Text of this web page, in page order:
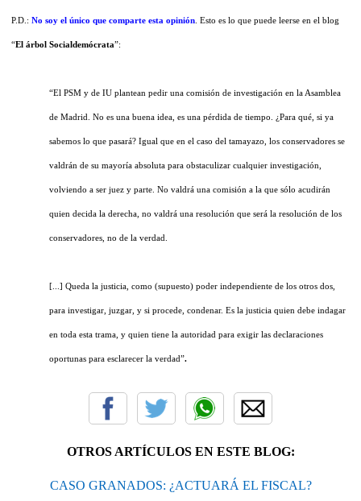
P.D.: No soy el único que comparte esta opinión . Esto es lo que puede leerse en el blog
“El árbol Socialdemócrata”:
“El PSM y de IU plantean pedir una comisión de investigación en la Asamblea
de Madrid. No es una buena idea, es una pérdida de tiempo. ¿Para qué, si ya
sabemos lo que pasará? Igual que en el caso del tamayazo, los conservadores se
valdrán de su mayoría absoluta para obstaculizar cualquier investigación,
volviendo a ser juez y parte. No valdrá una comisión a la que sólo acudirán
quien decida la derecha, no valdrá una resolución que será la resolución de los
conservadores, no de la verdad.
[...] Queda la justicia, como (supuesto) poder independiente de los otros dos,
para investigar, juzgar, y si procede, condenar. Es la justicia quien debe indagar
en toda esta trama, y quien tiene la autoridad para exigir las declaraciones
oportunas para esclarecer la verdad”.
OTROS ARTÍCULOS EN ESTE BLOG:
CASO GRANADOS: ¿ACTUARÁ EL FISCAL?